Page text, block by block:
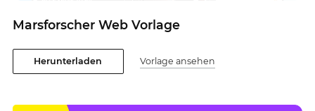
Marsforscher Web Vorlage
Herunterladen Vorlage ansehen